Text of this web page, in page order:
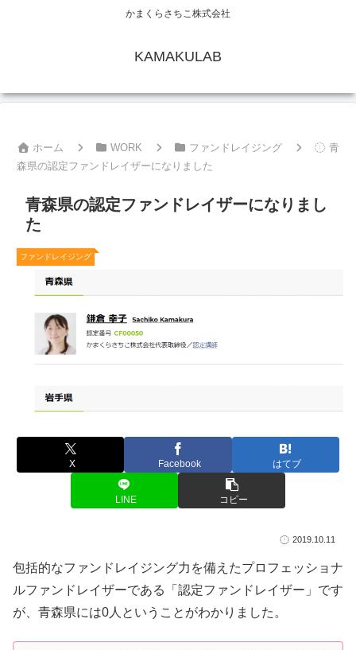
かまくらさちこ株式会社
KAMAKULAB
ホーム WORK ファンドレイジング
青
森県の認定ファンドレイザーになりました
青森県の認定ファンドレイザーになりまし
た
ファンドレイジング
X Facebook はてブ
LINE コピー
2019.10.11
包括的なファンドレイジング力を備えたプロフェッショナ
ルファンドレイザーである「認定ファンドレイザー」です
が、青森県には0人ということがわかりました。